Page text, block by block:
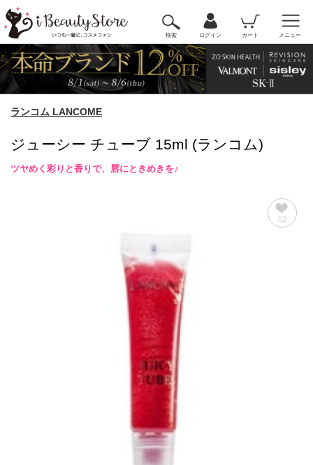
検索 ログイン カート メニュー
ランコム LANCOME
ジューシー チューブ 15ml (ランコム)
ツヤめく彩りと香りで、唇にときめきを♪
52